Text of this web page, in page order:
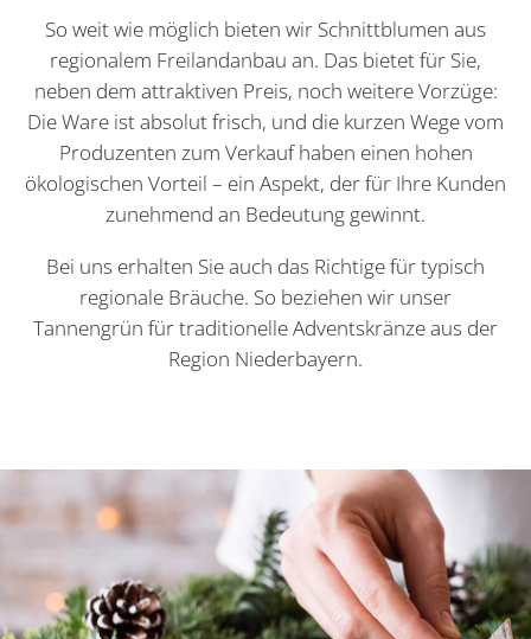
So weit wie möglich bieten wir Schnittblumen aus
regionalem Freilandanbau an. Das bietet für Sie,
neben dem attraktiven Preis, noch weitere Vorzüge:
Die Ware ist absolut frisch, und die kurzen Wege vom
Produzenten zum Verkauf haben einen hohen
ökologischen Vorteil – ein Aspekt, der für Ihre Kunden
zunehmend an Bedeutung gewinnt.
Bei uns erhalten Sie auch das Richtige für typisch
regionale Bräuche. So beziehen wir unser
Tannengrün für traditionelle Adventskränze aus der
Region Niederbayern.